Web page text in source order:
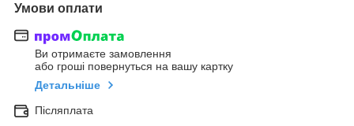
Умови оплати
Ви отримаєте замовлення
або гроші повернуться на вашу картку
Детальніше
Післяплата